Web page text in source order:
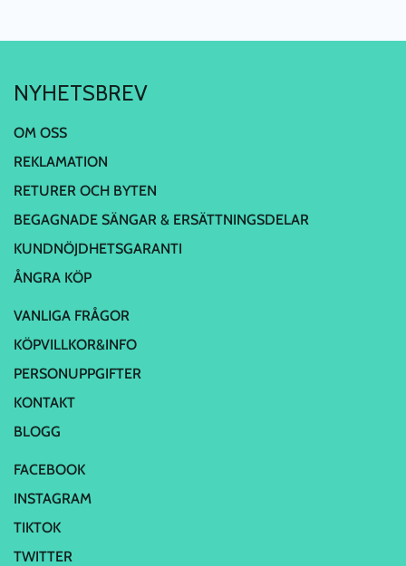
NYHETSBREV
OM OSS
REKLAMATION
RETURER OCH BYTEN
BEGAGNADE SÄNGAR & ERSÄTTNINGSDELAR
KUNDNÖJDHETSGARANTI
ÅNGRA KÖP
VANLIGA FRÅGOR
KÖPVILLKOR&INFO
PERSONUPPGIFTER
KONTAKT
BLOGG
FACEBOOK
INSTAGRAM
TIKTOK
TWITTER